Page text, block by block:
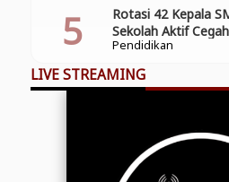
Pendidikan
Rotasi 42 Kepala
Sekolah Aktif
LIVE STREAMING